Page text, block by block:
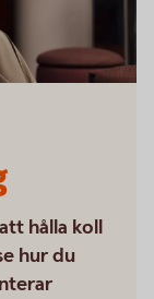
hålla koll
hur du